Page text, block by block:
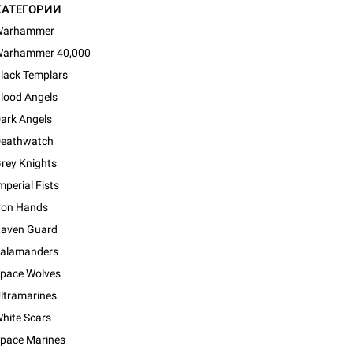
40,000
Templars
Angels
Angels
Knights
Fists
Hands
Guard
Wolves
Scars
Marines